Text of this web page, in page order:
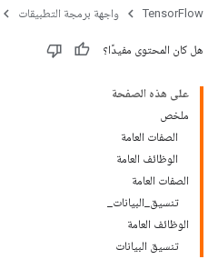
TensorFlow واجهة برمجة التطبيقات
هل كان المحتوى مفيدًا؟
على هذه الصفحة
ملخص
الصفات العامة
الوظائف العامة
الصفات العامة
تنسيق_البيانات_
الوظائف العامة
تنسيق البيانات